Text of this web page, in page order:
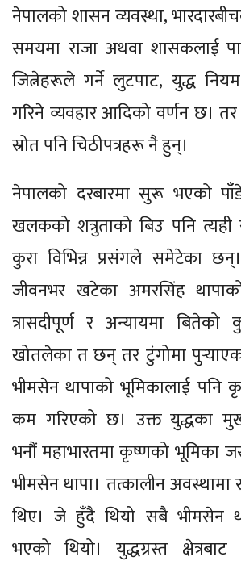
नेपालको शासन व्यवस्था,
समयमा राजा अथवा शासकलाई
जित्नेहरूले गर्ने लुटपाट, युद्ध नियम
गरिने व्यवहार आदिको वर्णन छ।
स्रोत पनि चिठीपत्रहरू नै हुन्।
नेपालको दरबारमा सुरू भएको
खलकको शत्रुताको बिउ पनि त्यही
कुरा विभिन्न प्रसंगले समेटेका छन्।
जीवनभर खटेका अमरसिंह
त्रासदीपूर्ण र अन्यायमा बितेको
खोतलेका त छन् तर टुंगोमा
भीमसेन थापाको भूमिकालाई पनि
कम गरिएको छ। उक्त युद्धका
भनौं महाभारतमा कृष्णको भूमिका
भीमसेन थापा। तत्कालीन अवस्थामा
थिए। जे हुँदै थियो सबै भीमसेन
भएको थियो। युद्धग्रस्त